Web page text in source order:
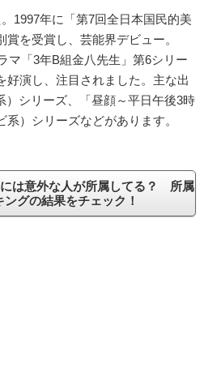
1997年に「第7回全日本国民的美
を受賞し、芸能界デビュー。
マ「3年B組金八先生」第6シリー
好演し、注目されました。主な出
）シリーズ、「昼顔～平日午後3時
）シリーズなどがあります。
は意外な人が所属してる？ 所属
グの結果をチェック！